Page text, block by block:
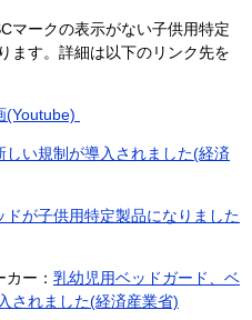
マークの表示がない子供用特定
ます。詳細は以下のリンク先を
(Youtube)
しい規制が導入されました(経済
ドが子供用特定製品になりました
ー： 乳幼児用ベッドガード、ベ
されました​(経済産業省)